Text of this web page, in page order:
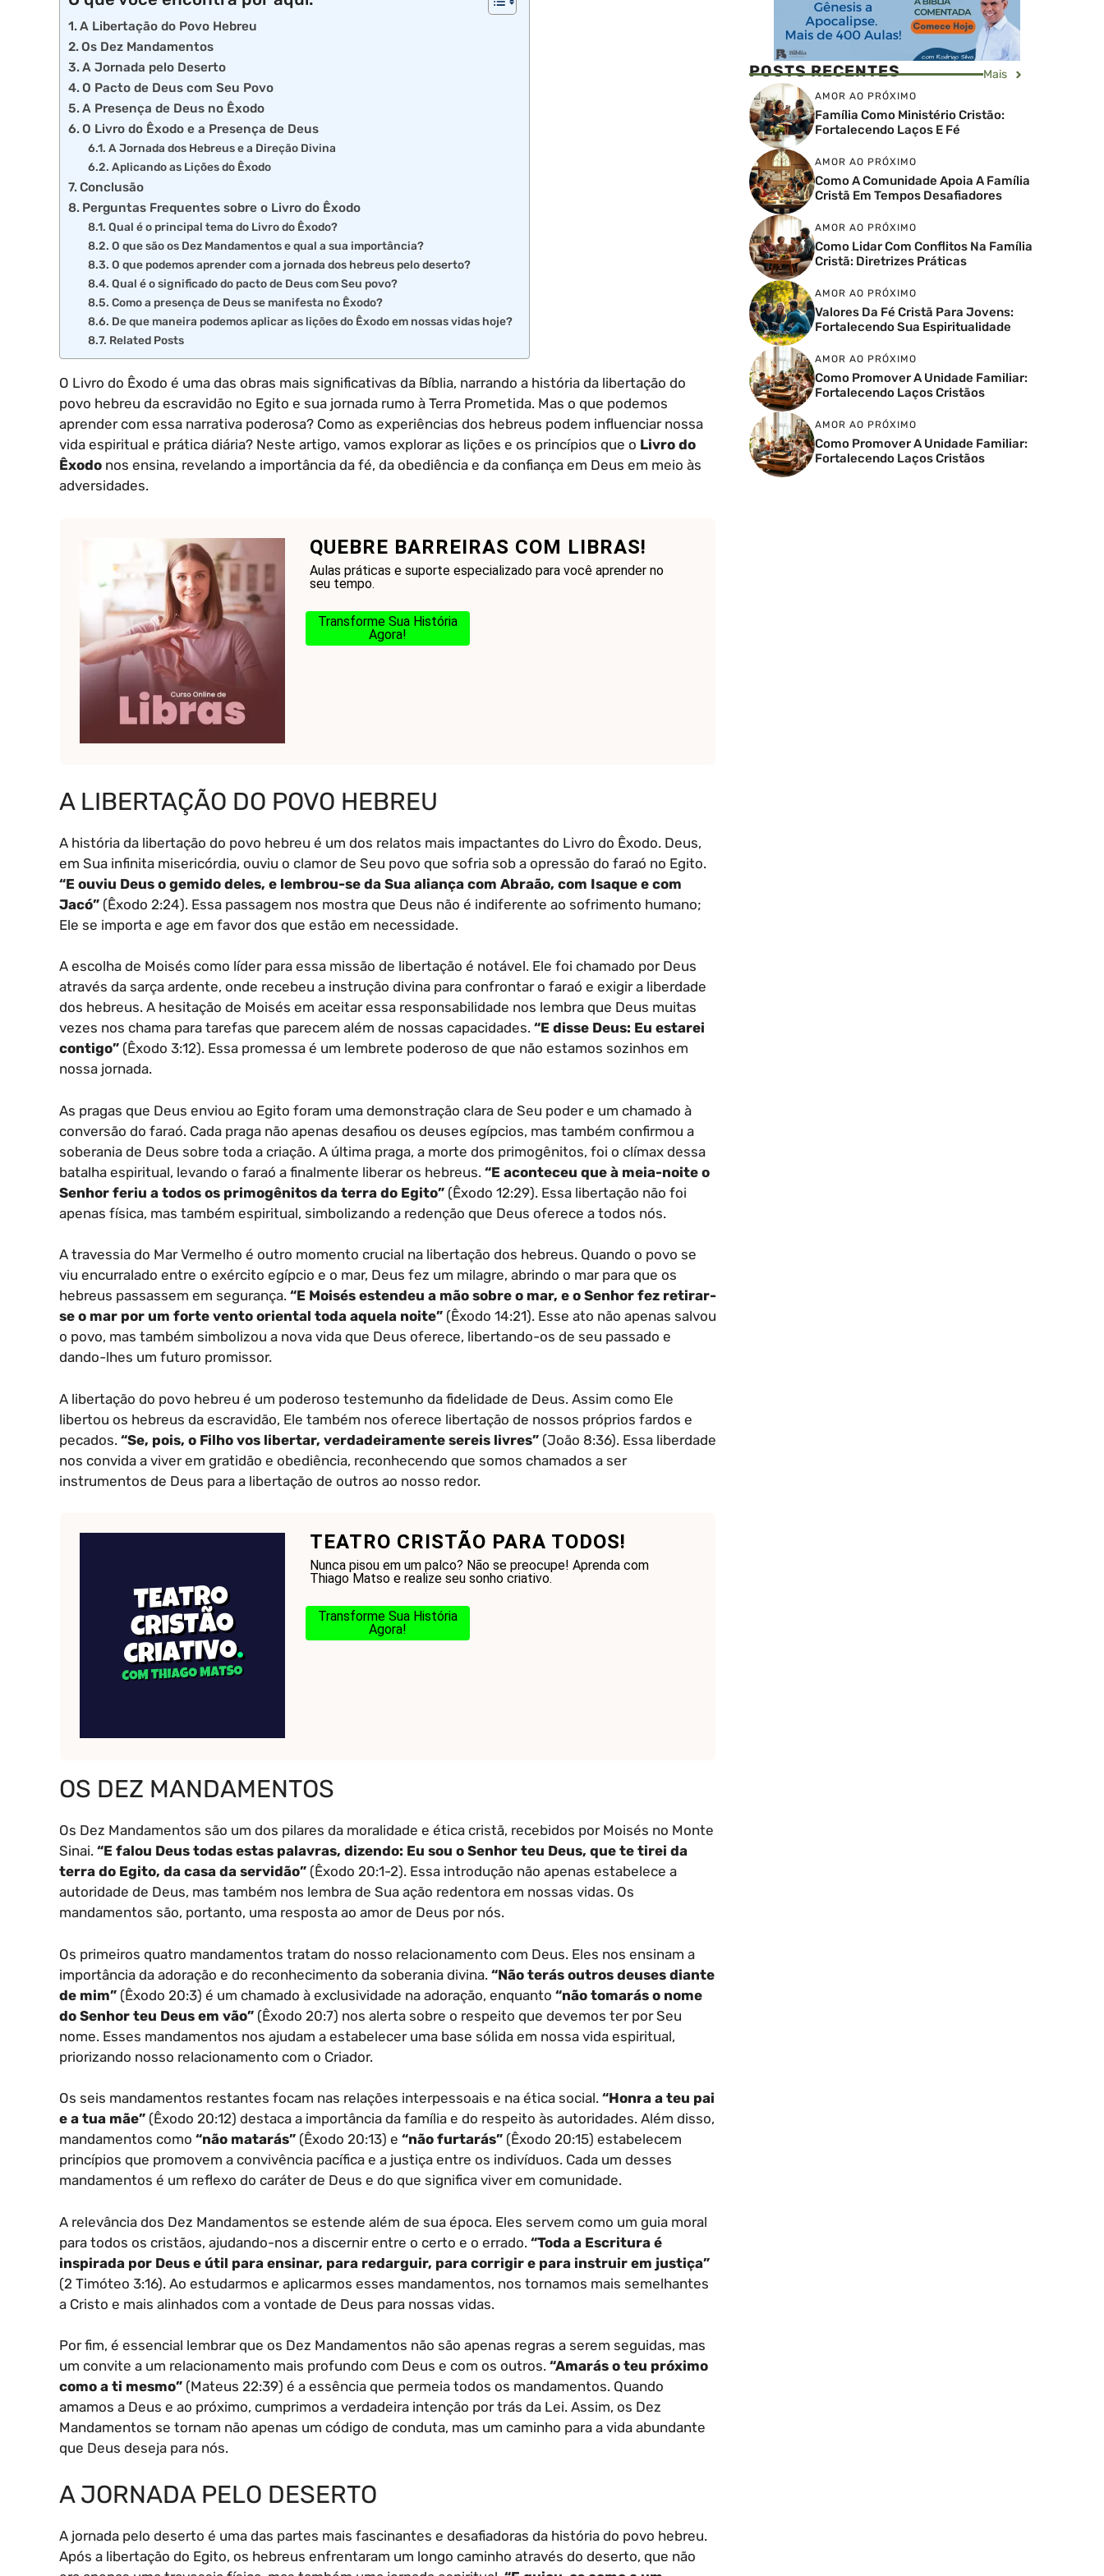
A Libertação do Povo Hebreu
Os Dez Mandamentos
A Jornada pelo Deserto
O Pacto de Deus com Seu Povo
A Presença de Deus no Êxodo
O Livro do Êxodo e a Presença de Deus
A Jornada dos Hebreus e a Direção Divina
Aplicando as Lições do Êxodo
Conclusão
Perguntas Frequentes sobre o Livro do Êxodo
Qual é o principal tema do Livro do Êxodo?
O que são os Dez Mandamentos e qual a sua importância?
O que podemos aprender com a jornada dos hebreus pelo deserto?
Qual é o significado do pacto de Deus com Seu povo?
Como a presença de Deus se manifesta no Êxodo?
De que maneira podemos aplicar as lições do Êxodo em nossas vidas hoje?
Related Posts
O Livro do Êxodo é uma das obras mais significativas da Bíblia, narrando a história da libertação do
povo hebreu da escravidão no Egito e sua jornada rumo à Terra Prometida. Mas o que podemos
aprender com essa narrativa poderosa? Como as experiências dos hebreus podem influenciar nossa
vida espiritual e prática diária? Neste artigo, vamos explorar as lições e os princípios que o Livro do
Êxodo nos ensina, revelando a importância da fé, da obediência e da confiança em Deus em meio às
adversidades.
QUEBRE BARREIRAS COM LIBRAS!
Aulas práticas e suporte especializado para você aprender no
seu tempo.
Transforme Sua História
Agora!
A LIBERTAÇÃO DO POVO HEBREU
A história da libertação do povo hebreu é um dos relatos mais impactantes do Livro do Êxodo. Deus,
em Sua infinita misericórdia, ouviu o clamor de Seu povo que sofria sob a opressão do faraó no Egito.
“E ouviu Deus o gemido deles, e lembrou-se da Sua aliança com Abraão, com Isaque e com
Jacó” (Êxodo 2:24). Essa passagem nos mostra que Deus não é indiferente ao sofrimento humano;
Ele se importa e age em favor dos que estão em necessidade.
A escolha de Moisés como líder para essa missão de libertação é notável. Ele foi chamado por Deus
através da sarça ardente, onde recebeu a instrução divina para confrontar o faraó e exigir a liberdade
dos hebreus. A hesitação de Moisés em aceitar essa responsabilidade nos lembra que Deus muitas
vezes nos chama para tarefas que parecem além de nossas capacidades. “E disse Deus: Eu estarei
contigo” (Êxodo 3:12). Essa promessa é um lembrete poderoso de que não estamos sozinhos em
nossa jornada.
As pragas que Deus enviou ao Egito foram uma demonstração clara de Seu poder e um chamado à
conversão do faraó. Cada praga não apenas desafiou os deuses egípcios, mas também confirmou a
soberania de Deus sobre toda a criação. A última praga, a morte dos primogênitos, foi o clímax dessa
batalha espiritual, levando o faraó a finalmente liberar os hebreus. “E aconteceu que à meia-noite o
Senhor feriu a todos os primogênitos da terra do Egito” (Êxodo 12:29). Essa libertação não foi
apenas física, mas também espiritual, simbolizando a redenção que Deus oferece a todos nós.
A travessia do Mar Vermelho é outro momento crucial na libertação dos hebreus. Quando o povo se
viu encurralado entre o exército egípcio e o mar, Deus fez um milagre, abrindo o mar para que os
hebreus passassem em segurança. “E Moisés estendeu a mão sobre o mar, e o Senhor fez retirar-
se o mar por um forte vento oriental toda aquela noite” (Êxodo 14:21). Esse ato não apenas salvou
o povo, mas também simbolizou a nova vida que Deus oferece, libertando-os de seu passado e
dando-lhes um futuro promissor.
A libertação do povo hebreu é um poderoso testemunho da fidelidade de Deus. Assim como Ele
libertou os hebreus da escravidão, Ele também nos oferece libertação de nossos próprios fardos e
pecados. “Se, pois, o Filho vos libertar, verdadeiramente sereis livres” (João 8:36). Essa liberdade
nos convida a viver em gratidão e obediência, reconhecendo que somos chamados a ser
instrumentos de Deus para a libertação de outros ao nosso redor.
TEATRO CRISTÃO PARA TODOS!
Nunca pisou em um palco? Não se preocupe! Aprenda com
Thiago Matso e realize seu sonho criativo.
Transforme Sua História
Agora!
OS DEZ MANDAMENTOS
Os Dez Mandamentos são um dos pilares da moralidade e ética cristã, recebidos por Moisés no Monte
Sinai. “E falou Deus todas estas palavras, dizendo: Eu sou o Senhor teu Deus, que te tirei da
terra do Egito, da casa da servidão” (Êxodo 20:1-2). Essa introdução não apenas estabelece a
autoridade de Deus, mas também nos lembra de Sua ação redentora em nossas vidas. Os
mandamentos são, portanto, uma resposta ao amor de Deus por nós.
Os primeiros quatro mandamentos tratam do nosso relacionamento com Deus. Eles nos ensinam a
importância da adoração e do reconhecimento da soberania divina. “Não terás outros deuses diante
de mim” (Êxodo 20:3) é um chamado à exclusividade na adoração, enquanto “não tomarás o nome
do Senhor teu Deus em vão” (Êxodo 20:7) nos alerta sobre o respeito que devemos ter por Seu
nome. Esses mandamentos nos ajudam a estabelecer uma base sólida em nossa vida espiritual,
priorizando nosso relacionamento com o Criador.
Os seis mandamentos restantes focam nas relações interpessoais e na ética social. “Honra a teu pai
e a tua mãe” (Êxodo 20:12) destaca a importância da família e do respeito às autoridades. Além disso,
mandamentos como “não matarás” (Êxodo 20:13) e “não furtarás” (Êxodo 20:15) estabelecem
princípios que promovem a convivência pacífica e a justiça entre os indivíduos. Cada um desses
mandamentos é um reflexo do caráter de Deus e do que significa viver em comunidade.
A relevância dos Dez Mandamentos se estende além de sua época. Eles servem como um guia moral
para todos os cristãos, ajudando-nos a discernir entre o certo e o errado. “Toda a Escritura é
inspirada por Deus e útil para ensinar, para redarguir, para corrigir e para instruir em justiça”
(2 Timóteo 3:16). Ao estudarmos e aplicarmos esses mandamentos, nos tornamos mais semelhantes
a Cristo e mais alinhados com a vontade de Deus para nossas vidas.
Por fim, é essencial lembrar que os Dez Mandamentos não são apenas regras a serem seguidas, mas
um convite a um relacionamento mais profundo com Deus e com os outros. “Amarás o teu próximo
como a ti mesmo” (Mateus 22:39) é a essência que permeia todos os mandamentos. Quando
amamos a Deus e ao próximo, cumprimos a verdadeira intenção por trás da Lei. Assim, os Dez
Mandamentos se tornam não apenas um código de conduta, mas um caminho para a vida abundante
que Deus deseja para nós.
A JORNADA PELO DESERTO
A jornada pelo deserto é uma das partes mais fascinantes e desafiadoras da história do povo hebreu.
Após a libertação do Egito, os hebreus enfrentaram um longo caminho através do deserto, que não
POSTS RECENTES Mais
AMOR AO PRÓXIMO
Família Como Ministério Cristão:
Fortalecendo Laços E Fé
AMOR AO PRÓXIMO
Como A Comunidade Apoia A Família
Cristã Em Tempos Desafiadores
AMOR AO PRÓXIMO
Como Lidar Com Conflitos Na Família
Cristã: Diretrizes Práticas
AMOR AO PRÓXIMO
Valores Da Fé Cristã Para Jovens:
Fortalecendo Sua Espiritualidade
AMOR AO PRÓXIMO
Como Promover A Unidade Familiar:
Fortalecendo Laços Cristãos
AMOR AO PRÓXIMO
Como Promover A Unidade Familiar:
Fortalecendo Laços Cristãos